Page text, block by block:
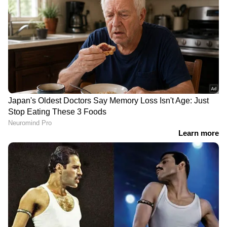
DOWNLOAD APP
Malayalam OTT Release
Bigg Boss Malayalam Season 7മുതൽ
Mollywood Celebrity news
Exclusive
Interviewവരെ — എല്ലാ
Entertainment
Newsഒരൊറ്റ ക്ലിക്കിൽ. ഏറ്റവും പുതിയ
Movie Release, Malayalam Movie Review,
Box Office Collection
— എല്ലാം ഇപ്പോൾ